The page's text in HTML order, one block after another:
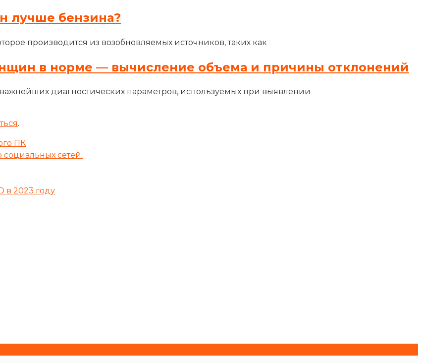
лучше бензина?
производится из возобновляемых источников, таких как
в норме — вычисление объема и причины отклонений
диагностических параметров, используемых при выявлении
.
ПК
сетей.
в 2023 году